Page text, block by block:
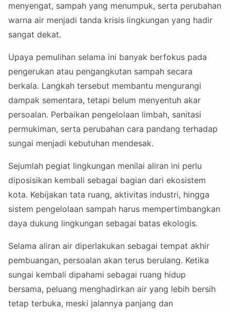
menyengat, sampah yang menumpuk, serta perubahan
warna air menjadi tanda krisis lingkungan yang hadir
sangat dekat.
Upaya pemulihan selama ini banyak berfokus pada
pengerukan atau pengangkutan sampah secara
berkala. Langkah tersebut membantu mengurangi
dampak sementara, tetapi belum menyentuh akar
persoalan. Perbaikan pengelolaan limbah, sanitasi
permukiman, serta perubahan cara pandang terhadap
sungai menjadi kebutuhan mendesak.
Sejumlah pegiat lingkungan menilai aliran ini perlu
diposisikan kembali sebagai bagian dari ekosistem
kota. Kebijakan tata ruang, aktivitas industri, hingga
sistem pengelolaan sampah harus mempertimbangkan
daya dukung lingkungan sebagai batas ekologis.
Selama aliran air diperlakukan sebagai tempat akhir
pembuangan, persoalan akan terus berulang. Ketika
sungai kembali dipahami sebagai ruang hidup
bersama, peluang menghadirkan air yang lebih bersih
tetap terbuka, meski jalannya panjang dan